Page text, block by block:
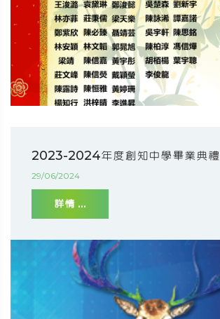
2023-2024年度創知中學畢業典禮
29/06/2024
詳情 ...